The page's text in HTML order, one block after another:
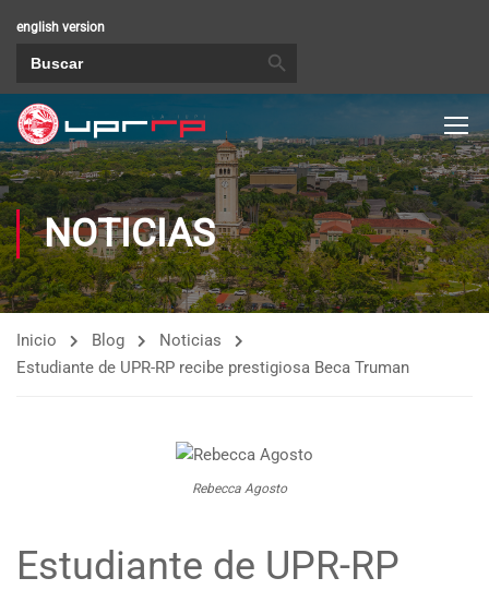
english version
NOTICIAS
Inicio Blog
Noticias
Estudiante de UPR-RP recibe prestigiosa Beca Truman
Rebecca Agosto
Estudiante de UPR-RP